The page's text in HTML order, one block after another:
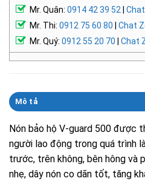
Mr. Quân: 0914 42 39 52
Mr. Thi: 0912 75 60 80
Chat
Mr. Quý: 0912 55 20 70 Chat
Mô tả
Nón bảo hộ V-guard 500 được
người lao động trong quá trình
trước, trên không, bên hông và
nhẹ, dây nón co dãn tốt, tăng